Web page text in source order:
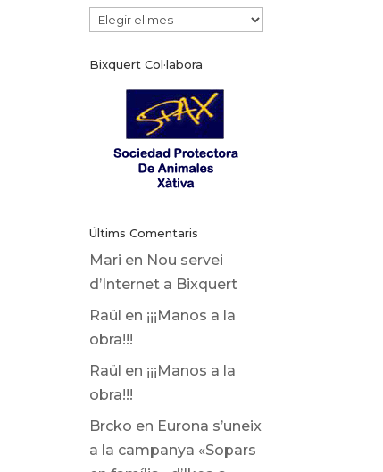
Arxiu
noticies
Bixquert Col·labora
Últims Comentaris
Mari en Nou servei
d’Internet a Bixquert
Raül en ¡¡¡Manos a la
obra!!!
Raül en ¡¡¡Manos a la
obra!!!
Brcko en Eurona s’uneix
a la campanya «Sopars